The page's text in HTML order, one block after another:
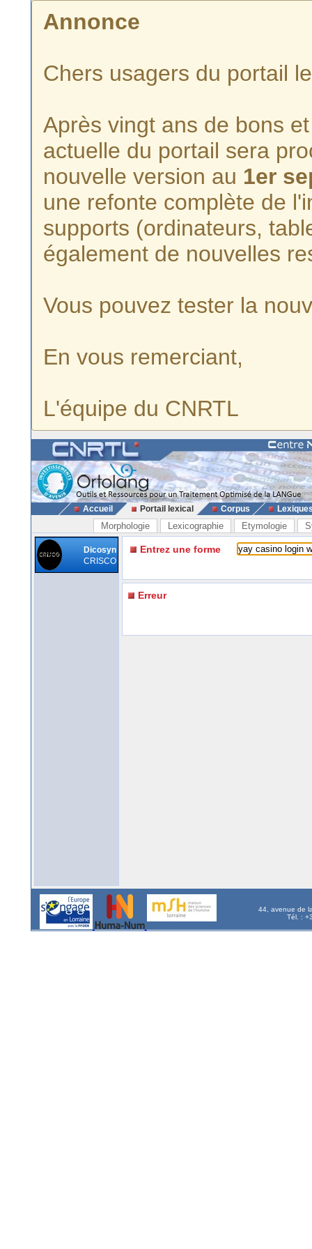
Annonce
Chers usagers du portail
Après vingt ans de bons
actuelle du portail sera
nouvelle version au 1er
une refonte complète de
supports (ordinateurs,
également de nouvelles
Vous pouvez tester la
En vous remerciant,
L'équipe du CNRTL
Accueil Portail lexical Corpus
Morphologie Lexicographie Etymologie
Dicosyn
CRISCO
Entrez une forme
Erreur
44, avenue de
Tél. :